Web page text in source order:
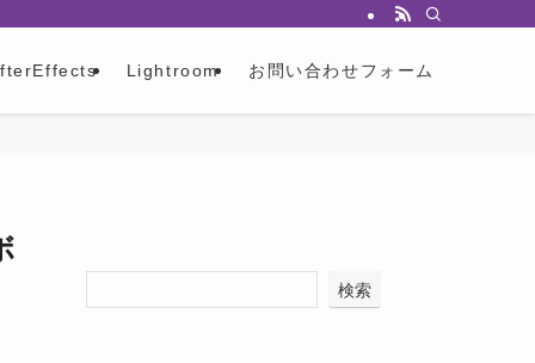
Lightroom お問い合わせフォーム
検索